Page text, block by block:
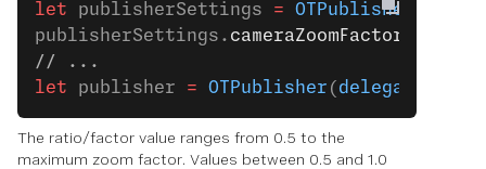
let publisherSettings =
publisherSettings. cameraZoomFactor
// ...
let publisher = OTPublisher ( delegate
The ratio/factor value ranges from 0.5 to the
maximum zoom factor. Values between 0.5 and 1.0